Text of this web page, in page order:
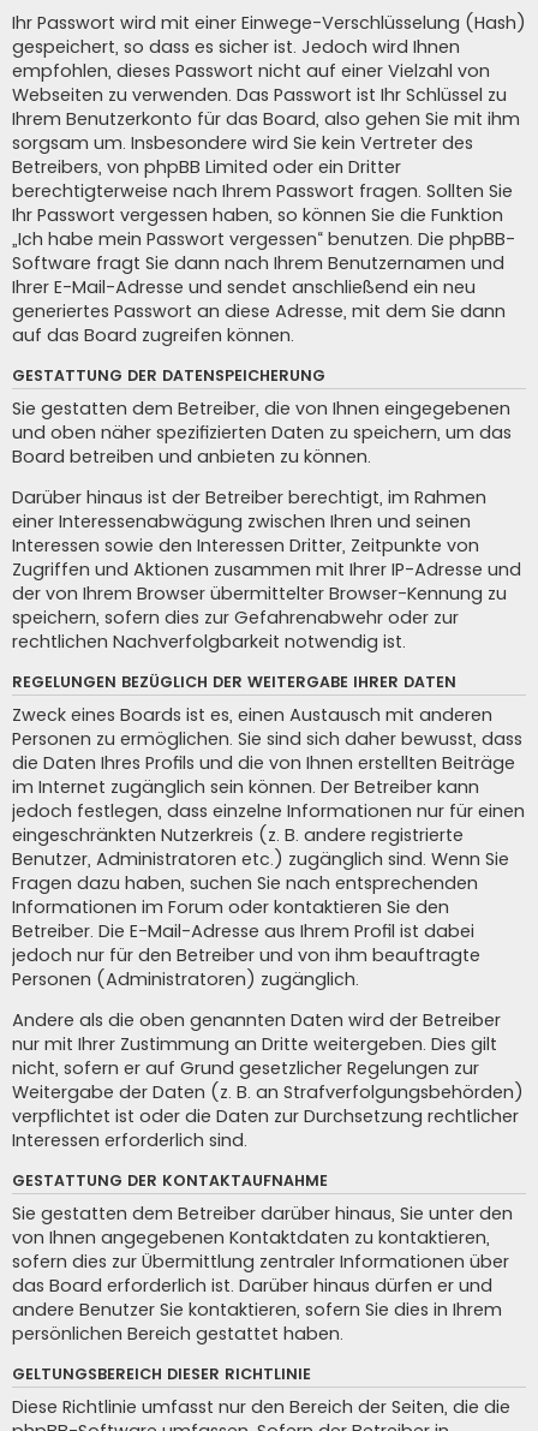
Ihr Passwort wird mit einer Einwege-Verschlüsselung (Hash)
gespeichert, so dass es sicher ist. Jedoch wird Ihnen
empfohlen, dieses Passwort nicht auf einer Vielzahl von
Webseiten zu verwenden. Das Passwort ist Ihr Schlüssel zu
Ihrem Benutzerkonto für das Board, also gehen Sie mit ihm
sorgsam um. Insbesondere wird Sie kein Vertreter des
Betreibers, von phpBB Limited oder ein Dritter
berechtigterweise nach Ihrem Passwort fragen. Sollten Sie
Ihr Passwort vergessen haben, so können Sie die Funktion
„Ich habe mein Passwort vergessen“ benutzen. Die phpBB-
Software fragt Sie dann nach Ihrem Benutzernamen und
Ihrer E-Mail-Adresse und sendet anschließend ein neu
generiertes Passwort an diese Adresse, mit dem Sie dann
auf das Board zugreifen können.
GESTATTUNG DER DATENSPEICHERUNG
Sie gestatten dem Betreiber, die von Ihnen eingegebenen
und oben näher spezifizierten Daten zu speichern, um das
Board betreiben und anbieten zu können.
Darüber hinaus ist der Betreiber berechtigt, im Rahmen
einer Interessenabwägung zwischen Ihren und seinen
Interessen sowie den Interessen Dritter, Zeitpunkte von
Zugriffen und Aktionen zusammen mit Ihrer IP-Adresse und
der von Ihrem Browser übermittelter Browser-Kennung zu
speichern, sofern dies zur Gefahrenabwehr oder zur
rechtlichen Nachverfolgbarkeit notwendig ist.
REGELUNGEN BEZÜGLICH DER WEITERGABE IHRER DATEN
Zweck eines Boards ist es, einen Austausch mit anderen
Personen zu ermöglichen. Sie sind sich daher bewusst, dass
die Daten Ihres Profils und die von Ihnen erstellten Beiträge
im Internet zugänglich sein können. Der Betreiber kann
jedoch festlegen, dass einzelne Informationen nur für einen
eingeschränkten Nutzerkreis (z. B. andere registrierte
Benutzer, Administratoren etc.) zugänglich sind. Wenn Sie
Fragen dazu haben, suchen Sie nach entsprechenden
Informationen im Forum oder kontaktieren Sie den
Betreiber. Die E-Mail-Adresse aus Ihrem Profil ist dabei
jedoch nur für den Betreiber und von ihm beauftragte
Personen (Administratoren) zugänglich.
Andere als die oben genannten Daten wird der Betreiber
nur mit Ihrer Zustimmung an Dritte weitergeben. Dies gilt
nicht, sofern er auf Grund gesetzlicher Regelungen zur
Weitergabe der Daten (z. B. an Strafverfolgungsbehörden)
verpflichtet ist oder die Daten zur Durchsetzung rechtlicher
Interessen erforderlich sind.
GESTATTUNG DER KONTAKTAUFNAHME
Sie gestatten dem Betreiber darüber hinaus, Sie unter den
von Ihnen angegebenen Kontaktdaten zu kontaktieren,
sofern dies zur Übermittlung zentraler Informationen über
das Board erforderlich ist. Darüber hinaus dürfen er und
andere Benutzer Sie kontaktieren, sofern Sie dies in Ihrem
persönlichen Bereich gestattet haben.
GELTUNGSBEREICH DIESER RICHTLINIE
Diese Richtlinie umfasst nur den Bereich der Seiten, die die